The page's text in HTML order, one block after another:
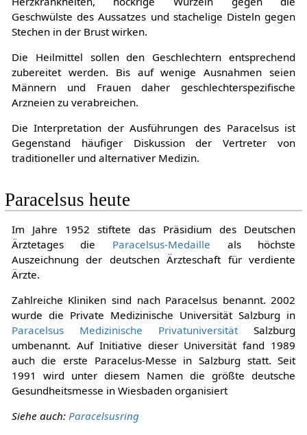
Geschwülste des Aussatzes und stachelige Disteln gegen
Stechen in der Brust wirken.
Die Heilmittel sollen den Geschlechtern entsprechend
zubereitet werden. Bis auf wenige Ausnahmen seien
Männern und Frauen daher geschlechterspezifische
Arzneien zu verabreichen.
Die Interpretation der Ausführungen des Paracelsus ist
Gegenstand häufiger Diskussion der Vertreter von
traditioneller und alternativer Medizin.
Paracelsus heute
Im Jahre 1952 stiftete das Präsidium des Deutschen
Ärztetages die Paracelsus-Medaille als höchste
Auszeichnung der deutschen Ärzteschaft für verdiente
Ärzte.
Zahlreiche Kliniken sind nach Paracelsus benannt. 2002
wurde die Private Medizinische Universität Salzburg in
Paracelsus Medizinische PrivatuniversitätSalzburg
umbenannt. Auf Initiative dieser Universität fand 1989
auch die erste Paracelus-Messe in Salzburg statt. Seit
1991 wird unter diesem Namen die größte deutsche
Gesundheitsmesse in Wiesbaden organisiert
Siehe auch: Paracelsusring